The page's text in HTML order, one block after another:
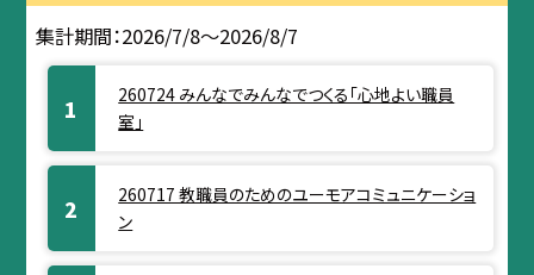
集計期間：2026/7/8～2026/8/7
260724 みんなでみんなでつくる「心地よい職員
室」
260717 教職員のためのユーモアコミュニケーショ
ン